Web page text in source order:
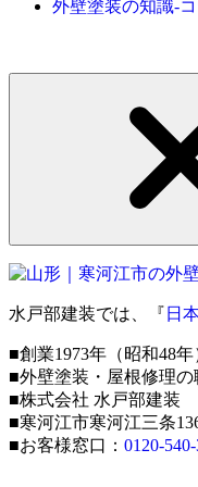
外壁塗装の知識-
水戸部建装では、『 日
■創業1973年（昭和48年
■外壁塗装・屋根修理
■株式会社 水戸部建装
■寒河江市寒河江三条
■お客様窓口： 0120-